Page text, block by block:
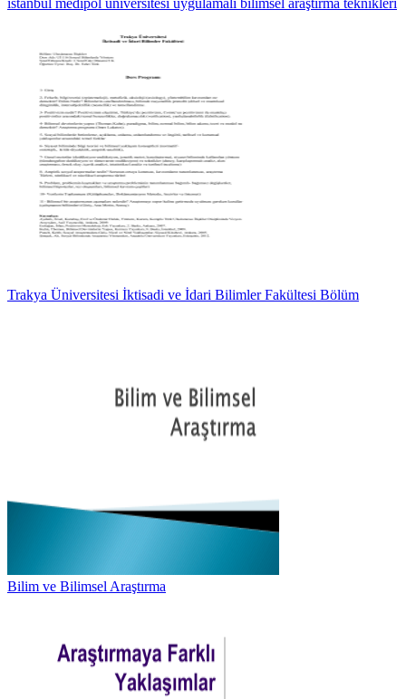
istanbul medipol üniversitesi uygulamalı bilimsel araştırma teknikleri
Trakya Üniversitesi İktisadi ve İdari Bilimler Fakültesi Bölüm
Bilim ve Bilimsel Araştırma